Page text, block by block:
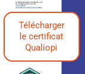
Télécharger
le certificat
Qualiopi